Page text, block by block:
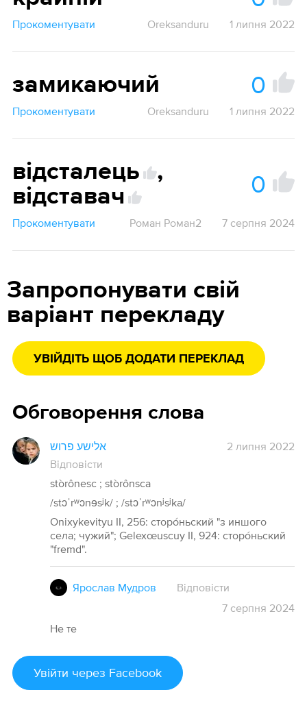
Прокоментувати Oreksanduru 1 липня 2022
замикаючий 0
Прокоментувати Oreksanduru 1 липня 2022
відсталець
,
відставач
0
Прокоментувати Роман Роман2 7 серпня 2024
Запропонувати свій
варіант перекладу
УВІЙДІТЬ ЩОБ ДОДАТИ ПЕРЕКЛАД
Обговорення слова
אלישע פרוש
2 липня 2022
Відповісти
stòrônesc ; stòrônsca
/stɔˈrʷɔnɘsʲk/ ; /stɔˈrʷɔnʲsʲka/
Onixykevityu II, 256: сторо́ньский "з иншого
села; чужий"; Gelexœuscuy II, 924: сторо́ньский
"fremd".
Ярослав Мудров
Відповісти
7 серпня 2024
Не те
Увійти через Facebook